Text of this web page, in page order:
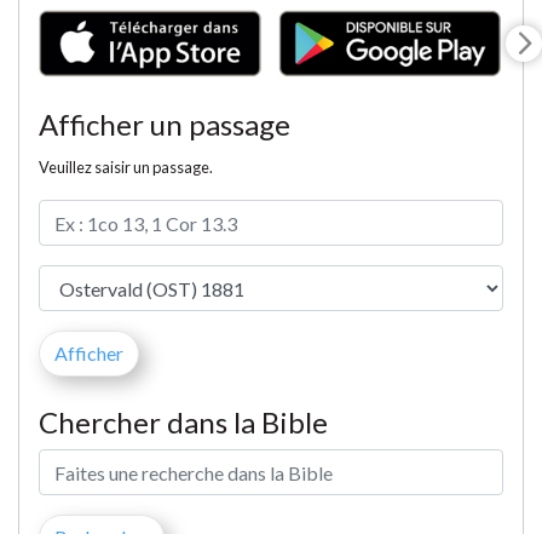
Afficher un passage
Veuillez saisir un passage.
Chercher dans la Bible